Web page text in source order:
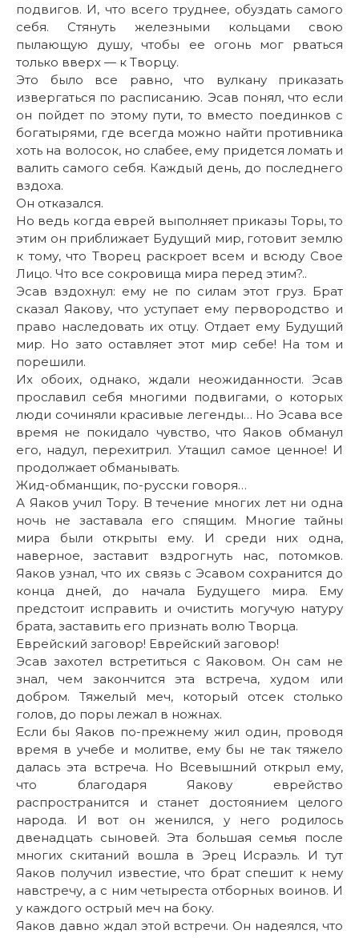
подвигов. И, что всего труднее, обуздать самого
себя. Стянуть железными кольцами свою
пылающую душу, чтобы ее огонь мог рваться
только вверх — к Творцу.
Это было все равно, что вулкану приказать
извергаться по расписанию. Эсав понял, что если
он пойдет по этому пути, то вместо поединков с
богатырями, где всегда можно найти противника
хоть на волосок, но слабее, ему придется ломать и
валить самого себя. Каждый день, до последнего
вздоха.
Он отказался.
Но ведь когда еврей выполняет приказы Торы, то
этим он приближает Будущий мир, готовит землю
к тому, что Творец раскроет всем и всюду Свое
Лицо. Что все сокровища мира перед этим?..
Эсав вздохнул: ему не по силам этот груз. Брат
сказал Яакову, что уступает ему первородство и
право наследовать их отцу. Отдает ему Будущий
мир. Но зато оставляет этот мир себе! На том и
порешили.
Их обоих, однако, ждали неожиданности. Эсав
прославил себя многими подвигами, о которых
люди сочиняли красивые легенды… Но Эсава все
время не покидало чувство, что Яаков обманул
его, надул, перехитрил. Утащил самое ценное! И
продолжает обманывать.
Жид-обманщик, по-русски говоря…
А Яаков учил Тору. В течение многих лет ни одна
ночь не заставала его спящим. Многие тайны
мира были открыты ему. И среди них одна,
наверное, заставит вздрогнуть нас, потомков.
Яаков узнал, что их связь с Эсавом сохранится до
конца дней, до начала Будущего мира. Ему
предстоит исправить и очистить могучую натуру
брата, заставить его признать волю Творца.
Еврейский заговор! Еврейский заговор!
Эсав захотел встретиться с Яаковом. Он сам не
знал, чем закончится эта встреча, худом или
добром. Тяжелый меч, который отсек столько
голов, до поры лежал в ножнах.
Если бы Яаков по-прежнему жил один, проводя
время в учебе и молитве, ему бы не так тяжело
далась эта встреча. Но Всевышний открыл ему,
что благодаря Яакову еврейство
распространится и станет достоянием целого
народа. И вот он женился, у него родилось
двенадцать сыновей. Эта большая семья после
многих скитаний вошла в Эрец Исраэль. И тут
Яаков получил известие, что брат спешит к нему
навстречу, а с ним четыреста отборных воинов. И
у каждого острый меч на боку.
Яаков давно ждал этой встречи. Он надеялся, что